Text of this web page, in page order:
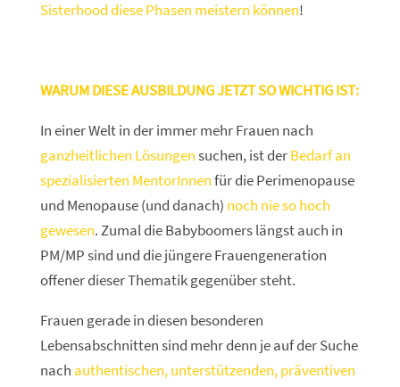
Sisterhood diese Phasen meistern können!
WARUM DIESE AUSBILDUNG JETZT SO WICHTIG IST:
In einer Welt in der immer mehr Frauen nach
ganzheitlichen Lösungensuchen, ist derBedarf an
spezialisierten MentorInnenfür die Perimenopause
und Menopause (und danach) noch nie so hoch
gewesen. Zumal die Babyboomers längst auch in
PM/MP sind und die jüngere Frauengeneration
offener dieser Thematik gegenüber steht.
Frauen gerade in diesen besonderen
Lebensabschnitten sind mehr denn je auf der Suche
nach authentischen, unterstützenden, präventiven